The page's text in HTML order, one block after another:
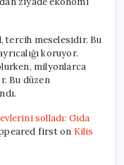
tercih meselesidir. Bu
koruyor.
milyonlarca
Bu düzen
solladı: Gıda
first on Kilis